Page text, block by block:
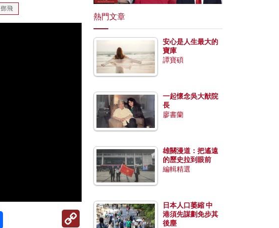
鄧飛
Copy
熱門文章
安心是人生最大的
寶庫
譚寶碩
一起懷念吳大猷院
長
廖書蘭
雄關漫道：把遙遠
的歷史拉到眼前
編輯精選
日本人口萎縮 中
港須先謀劃免步其
後塵